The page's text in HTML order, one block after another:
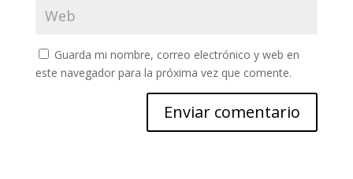
Guarda mi nombre, correo electrónico y web en
este navegador para la próxima vez que comente.